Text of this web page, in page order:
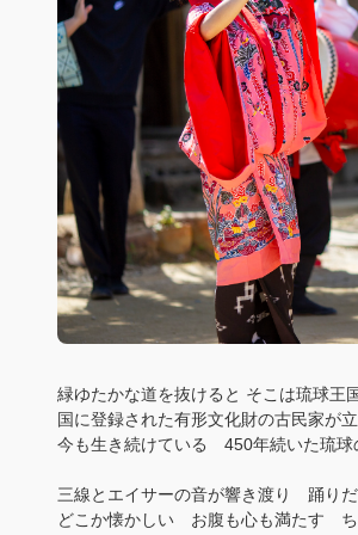
緑ゆたかな道を抜けると そこは琉球王
国に登録された有形文化財の古民家が
今も生き続けている 450年続いた琉球
三線とエイサーの音が響き渡り 踊り
どこか懐かしい お腹も心も満たす ち